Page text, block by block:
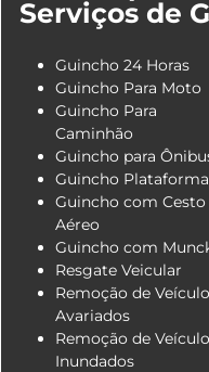
Serviços de
Guincho 24 Horas
Guincho Para Moto
Guincho Para
Caminhão
Guincho para
Guincho Plataforma
Guincho com Cesto
Aéreo
Guincho com
Resgate Veicular
Remoção de
Avariados
Remoção de
Inundados